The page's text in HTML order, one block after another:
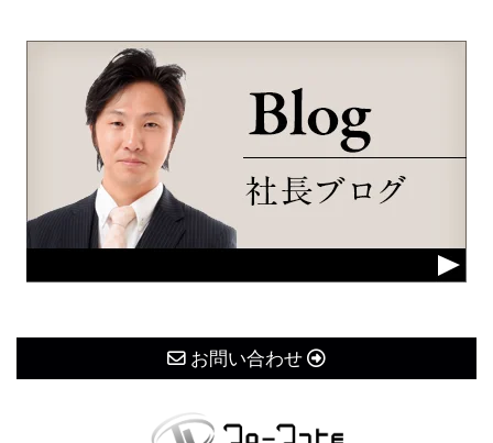
お問い合わせ